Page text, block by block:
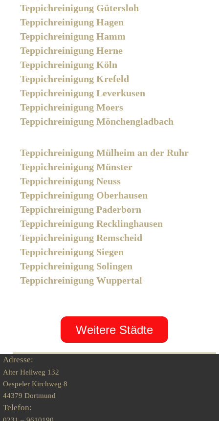
Teppichreinigung Gütersloh
Teppichreinigung Hagen
Teppichreinigung Hamm
Teppichreinigung Herne
Teppichreinigung Köln
Teppichreinigung Krefeld
Teppichreinigung Leverkusen
Teppichreinigung Moers
Teppichreinigung Mönchengladbach
Teppichreinigung Mülheim an der Ruhr
Teppichreinigung Münster
Teppichreinigung Neuss
Teppichreinigung Oberhausen
Teppichreinigung Paderborn
Teppichreinigung Recklinghausen
Teppichreinigung Remscheid
Teppichreinigung Siegen
Teppichreinigung Solingen
Teppichreinigung Wuppertal
Weitere Städte
Adresse:
Alter Hellweg 132
Oespeler Kirchweg 8
44379 Dortmund
Telefon: